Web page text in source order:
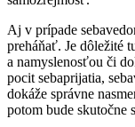
Aj v prípade
preháňať. Je dôležité
a namyslenosťou či
pocit sebaprijatia,
dokáže správne
potom bude skutočne